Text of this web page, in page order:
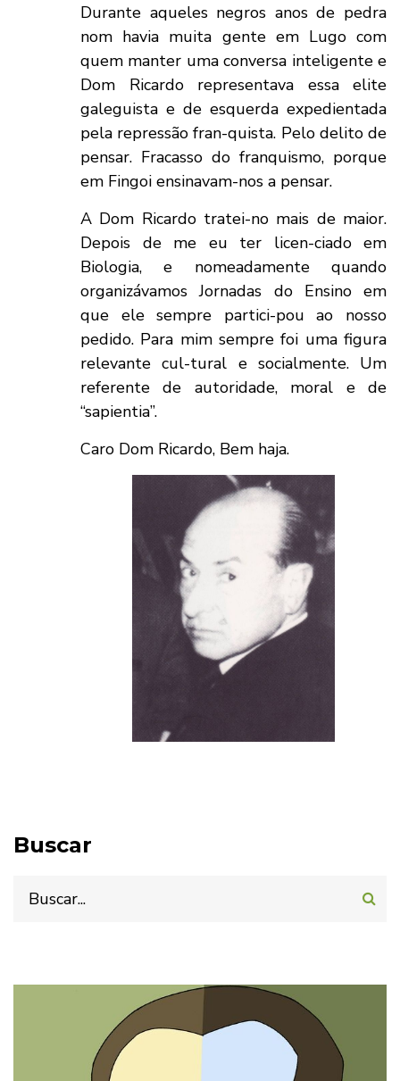
Durante aqueles negros anos de pedra
nom havia muita gente em Lugo com
quem manter uma conversa inteligente e
Dom Ricardo representava essa elite
galeguista e de esquerda expedientada
pela repressão fran-quista. Pelo delito de
pensar. Fracasso do franquismo, porque
em Fingoi ensinavam-nos a pensar.
A Dom Ricardo tratei-no mais de maior.
Depois de me eu ter licen-ciado em
Biologia, e nomeadamente quando
organizávamos Jornadas do Ensino em
que ele sempre partici-pou ao nosso
pedido. Para mim sempre foi uma figura
relevante cul-tural e socialmente. Um
referente de autoridade, moral e de
“sapientia”.
Caro Dom Ricardo, Bem haja.
Buscar